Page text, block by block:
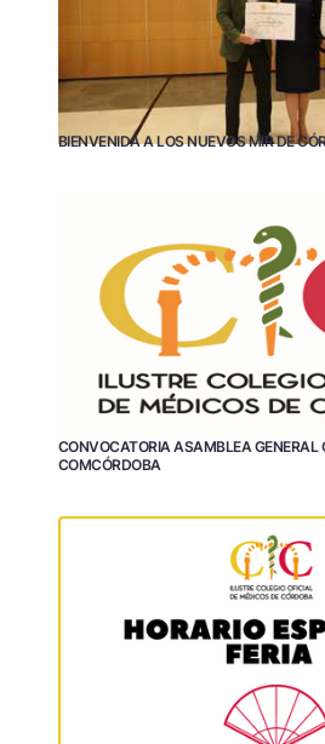
BIENVENIDA A LOS NUEVOS MIR DE
CONVOCATORIA ASAMBLEA GENERAL
COMCÓRDOBA